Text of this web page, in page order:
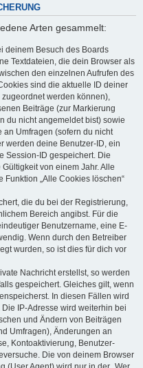
Arten gesammelt:
deinem Besuch des Boards
Textdateien, die dein Browser als
den einzelnen Aufrufen des
sind die aktuelle ID deiner
werden können),
Beiträge (zur Markierung
du nicht angemeldet bist) sowie
an Umfragen (sofern du nicht
werden deine Benutzer-ID, ein
Session-ID gespeichert. Die
von einem Jahr. Alle
„Alle Cookies löschen“
die du bei der Registrierung,
Bereich angibst. Für die
Benutzername, eine E-
Wenn durch den Betreiber
wurden, so ist dies für dich vor
Nachricht erstellst, so werden
gespeichert. Gleiches gilt, wenn
In diesen Fällen wird
IP-Adresse wird weiterhin bei
und Ändern von Beiträgen
Umfragen), Änderungen an
Kontoaktivierung, Benutzer-
Die von deinem Browser